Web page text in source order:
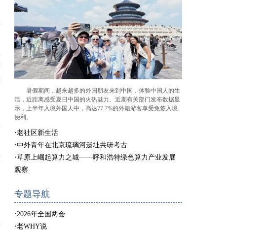
暑假期间，越来越多的外国朋友来到中国，体验中国人的生
活，近距离感受夏日中国的火热魅力。近期有关部门发布数据显
示，上半年入境外国人中，高达77.7%的外籍游客享受免签入境
便利。
·老社区新生活
·中外青年在北京琉璃河遗址共研考古
·草原上崛起算力之城——呼和浩特绿色算力产业发展
观察
专题导航
·2026年全国两会
·老WHY说